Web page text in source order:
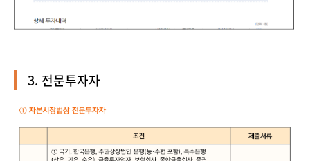
3. 전문투자자